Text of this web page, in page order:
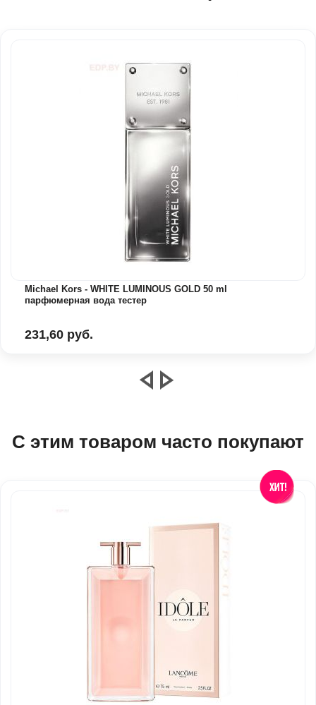
Michael Kors - WHITE LUMINOUS GOLD 50 ml
парфюмерная вода тестер
231,60 руб.
С этим товаром часто покупают